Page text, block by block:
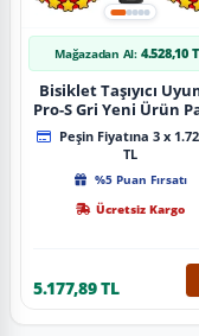
Mağazadan Al: 4.528,10
Bisiklet Taşıyıcı
Pro-S Gri Yeni Ürün
Tavan Tipi
Taşıyıcı
Peşin Fiyatına 3 x
TL
%5 Puan Fırsatı
Ücretsiz Kargo
5.177,89 TL